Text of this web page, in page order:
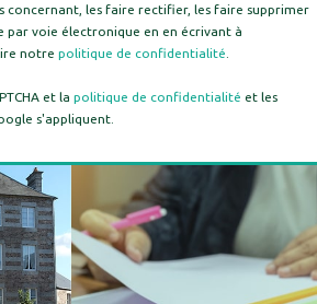
concernant, les faire rectifier, les faire supprimer
voie électronique en en écrivant à
notre politique de confidentialité
et la politique de confidentialité et les
s'appliquent.